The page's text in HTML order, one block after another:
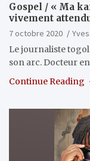
Gospel / « Ma
vivement
7 octobre 2020
Yves
Le journaliste
son arc. Docteur
Continue Reading